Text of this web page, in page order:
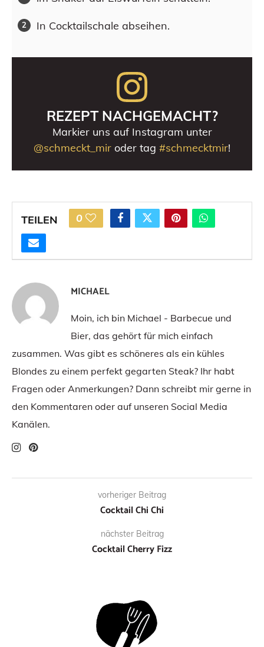
In Cocktailschale abseihen.
REZEPT NACHGEMACHT?
Markier uns auf Instagram unter
@schmeckt_mir oder tag #schmecktmir!
TEILEN 0
MICHAEL
Moin, ich bin Michael - Barbecue und
Bier, das gehört für mich einfach
zusammen. Was gibt es schöneres als ein kühles
Blondes zu einem perfekt gegarten Steak? Ihr habt
Fragen oder Anmerkungen? Dann schreibt mir gerne in
den Kommentaren oder auf unseren Social Media
Kanälen.
vorheriger Beitrag
Cocktail Chi Chi
nächster Beitrag
Cocktail Cherry Fizz